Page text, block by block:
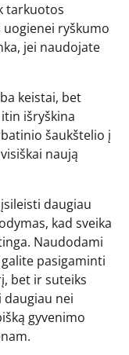
tarkuotos
uogienei ryškumo
jei naudojate
keistai, bet
išryškina
šaukštelio į
naują
daugiau
kad sveika
Naudodami
pasigaminti
bet ir suteiks
nei
gyvenimo